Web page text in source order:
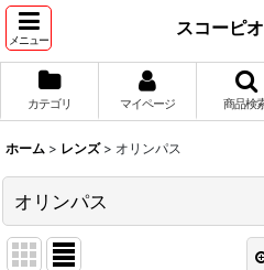
メニュー
スコーピ
カテゴリ マイページ 商品検
ホーム > レンズ > オリンパス
オリンパス